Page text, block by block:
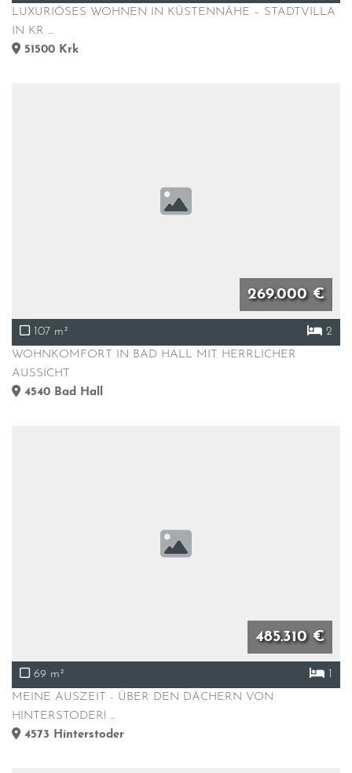
LUXURIÖSES WOHNEN IN KÜSTENNÄHE – STADTVILLA
IN KR ...
51500 Krk
269.000 €
107 m²
2
WOHNKOMFORT IN BAD HALL MIT HERRLICHER
AUSSICHT
4540 Bad Hall
485.310 €
69 m²
1
MEINE AUSZEIT - ÜBER DEN DÄCHERN VON
HINTERSTODER! ...
4573 Hinterstoder